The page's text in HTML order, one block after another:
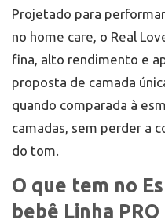
Projetado para
no home care, o Real
fina, alto rendimento e
proposta de camada
quando comparada à
camadas, sem perder a
do tom.
O que tem no
bebê Linha